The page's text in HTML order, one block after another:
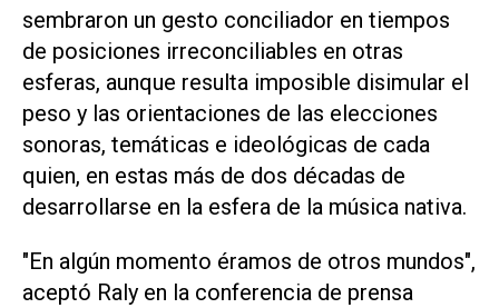
sembraron un gesto conciliador en tiempos
de posiciones irreconciliables en otras
esferas, aunque resulta imposible disimular el
peso y las orientaciones de las elecciones
sonoras, temáticas e ideológicas de cada
quien, en estas más de dos décadas de
desarrollarse en la esfera de la música nativa.
"En algún momento éramos de otros mundos",
aceptó Raly en la conferencia de prensa